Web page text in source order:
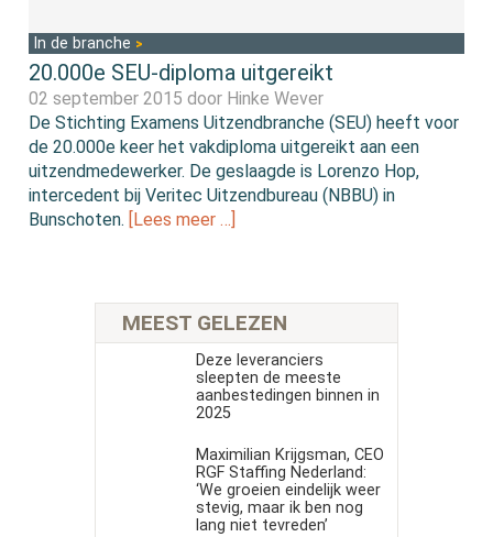
In de branche
20.000e SEU-diploma uitgereikt
02 september 2015 door Hinke Wever
De Stichting Examens Uitzendbranche (SEU) heeft voor
de 20.000e keer het vakdiploma uitgereikt aan een
uitzendmedewerker. De geslaagde is Lorenzo Hop,
intercedent bij Veritec Uitzendbureau (NBBU) in
Bunschoten. [Lees meer …]
MEEST GELEZEN
Deze leveranciers
sleepten de meeste
aanbestedingen binnen in
2025
Maximilian Krijgsman, CEO
RGF Staffing Nederland:
‘We groeien eindelijk weer
stevig, maar ik ben nog
lang niet tevreden’